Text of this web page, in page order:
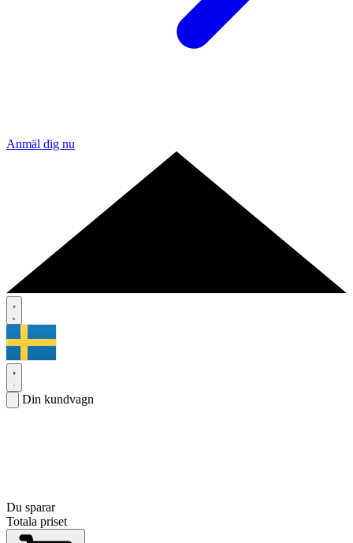
Anmäl dig nu
Din kundvagn
Du sparar
Totala priset